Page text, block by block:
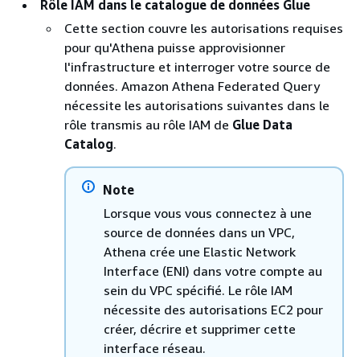
Rôle IAM dans le catalogue de données Glue
Cette section couvre les autorisations requises
pour qu'Athena puisse approvisionner
l'infrastructure et interroger votre source de
données. Amazon Athena Federated Query
nécessite les autorisations suivantes dans le
rôle transmis au rôle IAM de Glue Data
Catalog.
Note
Lorsque vous vous connectez à une
source de données dans un VPC,
Athena crée une Elastic Network
Interface (ENI) dans votre compte au
sein du VPC spécifié. Le rôle IAM
nécessite des autorisations EC2 pour
créer, décrire et supprimer cette
interface réseau.